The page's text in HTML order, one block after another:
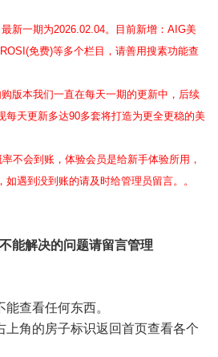
新一期为2026.02.04。目前新增：AIG美
免费)等多个栏目，请善用搜素功能查
购版本我们一直在每天一期的更新中，后续
每天更新多达90多套将打造为更全更稳的美
不会到账，体验会员是给新手体验所用，
遇到没到账的请及时给管理员留言。。
不能解决的问题请留言管理
查看任何东西。
上角的房子标识返回首页查看各个